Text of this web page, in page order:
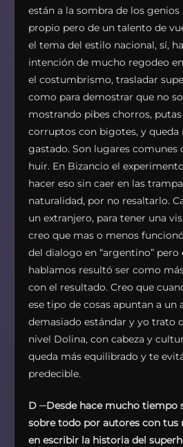
están a la sombra de los
propio pero de un talento de
el tema del estilo nacional, sí,
intención de mucho regodeo
el costumbrismo, trasladar
como para demostrar que no
mostrando pibes chorros,
corruptos con bigotes, y queda
gastado. Son lugares comunes
huir. En Bizancio el
hacer eso sin caer en las
naturalidad, por no resaltarlo.
un extranjero, para tener una
creo que mas o menos
del dialogo en “argentino”
hablamos resultó ser como
con el resultado. Creo que
ese tipo de cosas apuntan a un
demasiado estándar y yo trato
nivel Dolina, con cabeza y
queda más equilibrado y te
predecible.
D ─Desde hace mucho tiempo
sobre todo por autores con tus
en escribir la historia del